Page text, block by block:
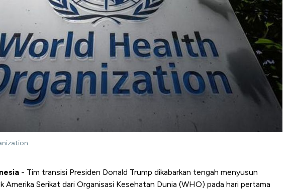
- Tim transisi Presiden Donald Trump dikabarkan tengah menyusun
Amerika Serikat dari Organisasi Kesehatan Dunia (WHO) pada hari pertama